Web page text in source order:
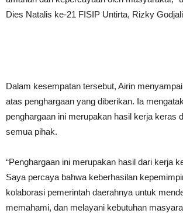
Dies Natalis ke-21 FISIP Untirta, Rizky
Dalam kesempatan tersebut, Airin
atas penghargaan yang diberikan. Ia
penghargaan ini merupakan hasil kerja keras
semua pihak.
“Penghargaan ini merupakan hasil dari kerja
Saya percaya bahwa keberhasilan
kolaborasi pemerintah daerahnya untuk
memahami, dan melayani kebutuhan